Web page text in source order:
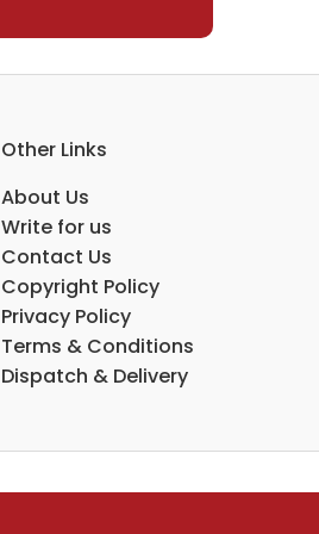
Other Links
About Us
Write for us
Contact Us
Copyright Policy
Privacy Policy
Terms & Conditions
Dispatch & Delivery